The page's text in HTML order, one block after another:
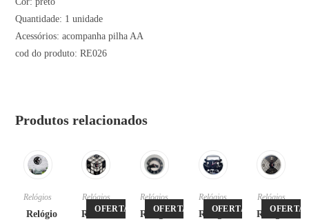
Quantidade: 1 unidade
Acessórios: acompanha pilha AA
cod do produto: RE026
Produtos relacionados
Relógios
Relógio
OFERTA!
Relógios
Relório
OFERTA!
Relógios
Relógio
OFERTA!
Relógios
Relógio
OFERTA!
Relógios
Relógio